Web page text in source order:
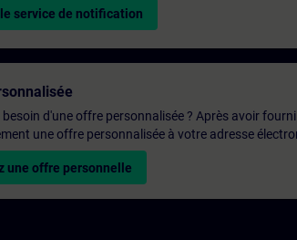
service de notification
d'une offre personnalisée ? Après avoir
une offre personnalisée à votre adresse
une offre personnelle